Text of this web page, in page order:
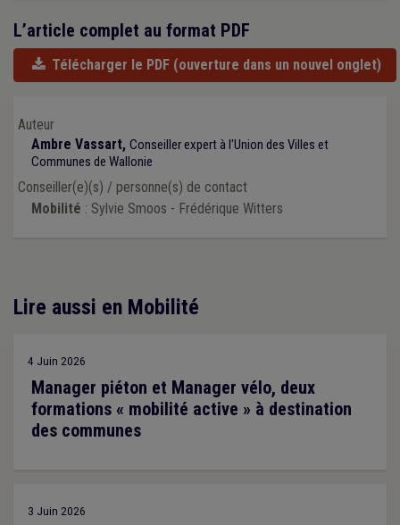
L’article complet au format PDF
Télécharger le PDF (ouverture dans un nouvel onglet)
Auteur
Ambre Vassart, Conseiller expert à l'Union des Villes et
Communes de Wallonie
Conseiller(e)(s) / personne(s) de contact
Mobilité : Sylvie Smoos - Frédérique Witters
Lire aussi en Mobilité
4 Juin 2026
Manager piéton et Manager vélo, deux
formations « mobilité active » à destination
des communes
3 Juin 2026